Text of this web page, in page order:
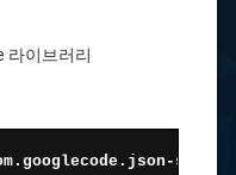
라이브러리